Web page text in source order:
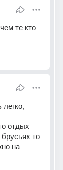
те кто
отдых
то
на